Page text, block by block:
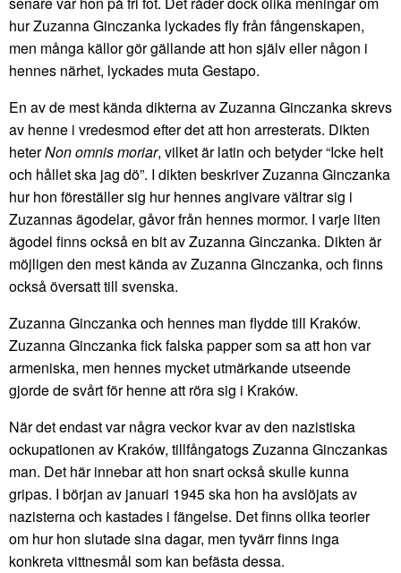
hur Zuzanna Ginczanka lyckades fly från fångenskapen,
men många källor gör gällande att hon själv eller någon i
hennes närhet, lyckades muta Gestapo.
En av de mest kända dikterna av Zuzanna Ginczanka skrevs
av henne i vredesmod efter det att hon arresterats. Dikten
heterNon omnis moriar, vilket är latin och betyder “Icke helt
och hållet ska jag dö”. I dikten beskriver Zuzanna Ginczanka
hur hon föreställer sig hur hennes angivare vältrar sig i
Zuzannas ägodelar, gåvor från hennes mormor. I varje liten
ägodel finns också en bit av Zuzanna Ginczanka. Dikten är
möjligen den mest kända av Zuzanna Ginczanka, och finns
också översatt till svenska.
Zuzanna Ginczanka och hennes man flydde till Kraków.
Zuzanna Ginczanka fick falska papper som sa att hon var
armeniska, men hennes mycket utmärkande utseende
gjorde de svårt för henne att röra sig i Kraków.
När det endast var några veckor kvar av den nazistiska
ockupationen av Kraków, tillfångatogs Zuzanna Ginczankas
man. Det här innebar att hon snart också skulle kunna
gripas. I början av januari 1945 ska hon ha avslöjats av
nazisterna och kastades i fängelse. Det finns olika teorier
om hur hon slutade sina dagar, men tyvärr finns inga
konkreta vittnesmål som kan befästa dessa.